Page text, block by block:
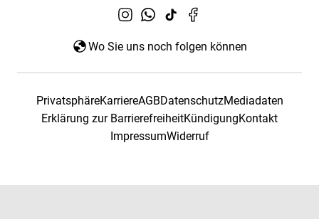
Wo Sie uns noch folgen können
PrivatsphäreKarriereAGBDatenschutzMediadaten
Erklärung zur BarrierefreiheitKündigungKontakt
ImpressumWiderruf